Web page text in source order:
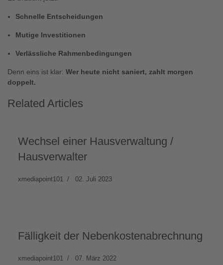
Schnelle Entscheidungen
Mutige Investitionen
Verlässliche Rahmenbedingungen
Denn eins ist klar: Wer heute nicht saniert, zahlt morgen
doppelt.
Related Articles
Wechsel einer Hausverwaltung /
Hausverwalter
xmediapoint101 02. Juli 2023
Fälligkeit der Nebenkostenabrechnung
xmediapoint101 07. März 2022